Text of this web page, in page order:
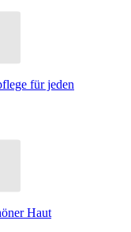
für jeden
Haut